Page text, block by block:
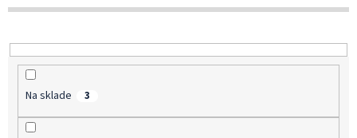
u
k
t
v
Na sklade 3